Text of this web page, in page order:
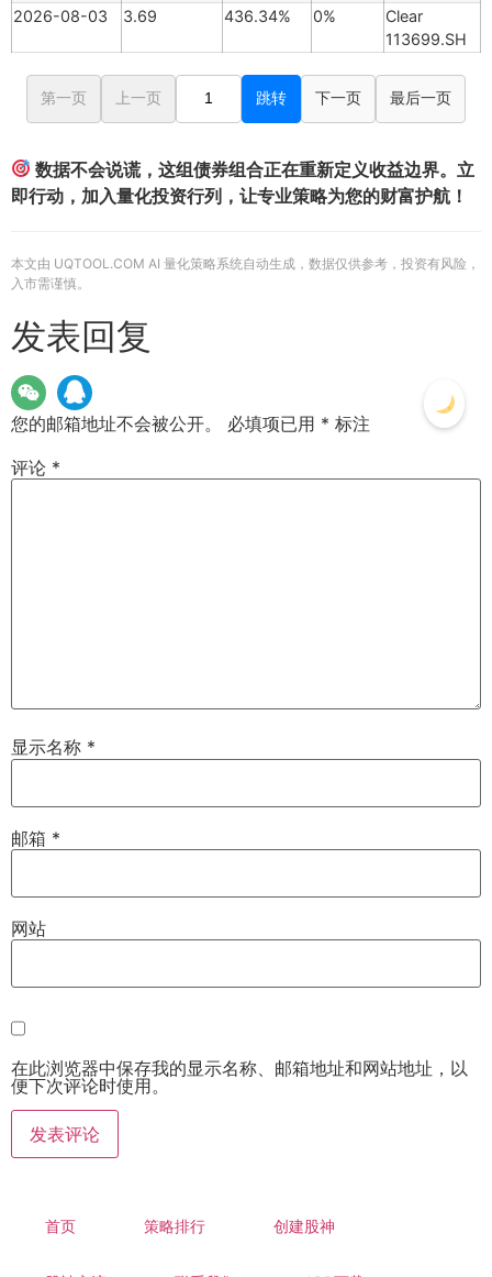
2026-08-03
3.69 436.34% 0%
Clear
113699.SH
第一页 上一页 跳转 下一页 最后一页
数据不会说谎，这组债券组合正在重新定义收益边界。立
即行动，加入量化投资行列，让专业策略为您的财富护航！
本文由 UQTOOL.COM AI 量化策略系统自动生成，数据仅供参考，投资有风险，
入市需谨慎。
发表回复
您的邮箱地址不会被公开。 必填项已用 * 标注
评论 *
显示名称 *
邮箱 *
网站
在此浏览器中保存我的显示名称、邮箱地址和网站地址，以
便下次评论时使用。
首页 策略排行 创建股神